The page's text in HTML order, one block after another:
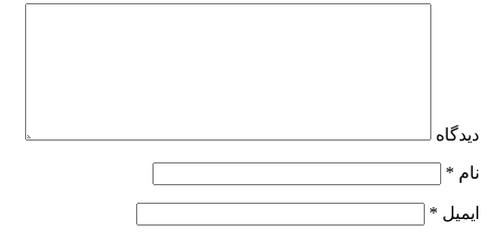
دیدگاه
نام *
ایمیل *